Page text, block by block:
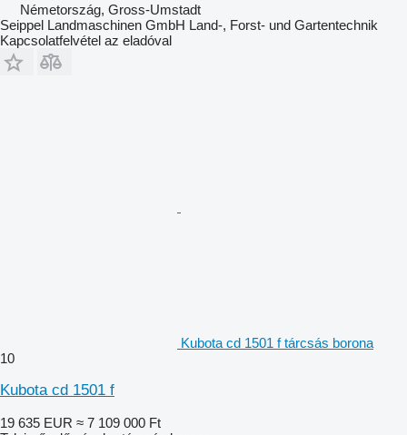
Németország, Gross-Umstadt
Seippel Landmaschinen GmbH Land-, Forst- und Gartentechnik
Kapcsolatfelvétel az eladóval
Kubota cd 1501 f tárcsás borona
10
Kubota cd 1501 f
19 635 EUR ≈ 7 109 000 Ft